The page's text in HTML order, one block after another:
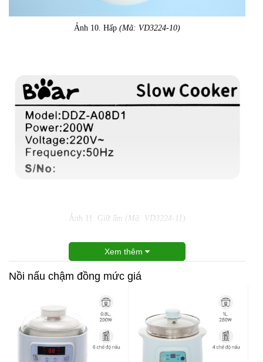
Ảnh 10. Hấp (Mã: VD3224-10)
Ảnh 11. Giữ ấm (Mã: VD3224-11)
Xem thêm
Nồi nấu chậm đồng mức giá